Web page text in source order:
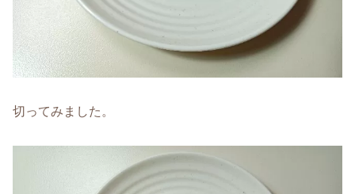
切ってみました。